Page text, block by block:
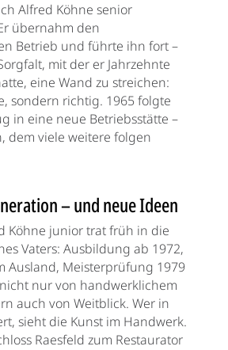
Alfred Köhne senior
übernahm den
Betrieb und führte ihn fort –
mit der er Jahrzehnte
eine Wand zu streichen:
sondern richtig. 1965 folgte
in eine neue Betriebsstätte –
dem viele weitere folgen
– und neue Ideen
Köhne junior trat früh in die
Vaters: Ausbildung ab 1972,
Ausland, Meisterprüfung 1979
nur von handwerklichem
auch von Weitblick. Wer in
sieht die Kunst im Handwerk.
Raesfeld zum Restaurator